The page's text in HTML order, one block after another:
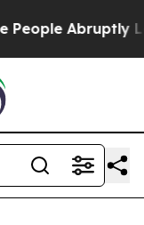
Laid off